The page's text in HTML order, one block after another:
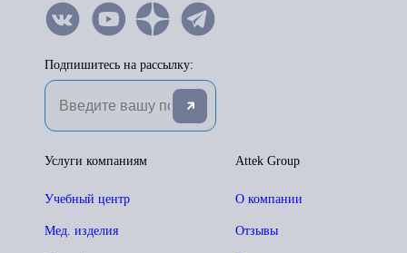
Подпишитесь на рассылку:
Attek Group
О компании
Отзывы
Услуги компаниям
Учебный центр
Мед. изделия